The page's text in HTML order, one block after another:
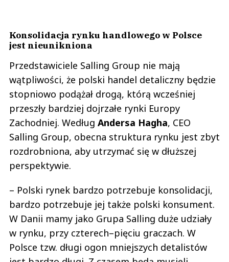
Konsolidacja rynku handlowego w Polsce
jest nieunikniona
Przedstawiciele Salling Group nie mają
wątpliwości, że polski handel detaliczny będzie
stopniowo podążał drogą, którą wcześniej
przeszły bardziej dojrzałe rynki Europy
Zachodniej. Według Andersa Hagha, CEO
Salling Group, obecna struktura rynku jest zbyt
rozdrobniona, aby utrzymać się w dłuższej
perspektywie.
– Polski rynek bardzo potrzebuje konsolidacji,
bardzo potrzebuje jej także polski konsument.
W Danii mamy jako Grupa Salling duże udziały
w rynku, przy czterech–pięciu graczach. W
Polsce tzw. długi ogon mniejszych detalistów